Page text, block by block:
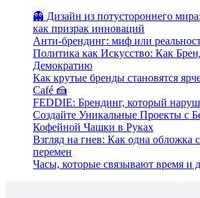
👻 Дизайн из потустороннего
как призрак инноваций
Анти-брендинг: миф или
Политика как Искусство: Как
Демократию
Как крутые бренды становятся
Café 🍰
FEDDIE: Брендинг, который
Создайте Уникальные Проекты с
Кофейной Чашки в Руках
Взгляд на гнев: Как одна обложка
перемен
Часы, которые связывают время и